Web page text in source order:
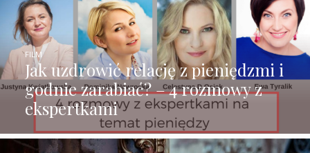
Jak uzdrowić relację z pieniędzmi i
godnie zarabiać? – 4 rozmowy z
ekspertkami
FILM